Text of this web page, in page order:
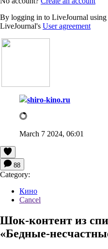
By logging in to LiveJournal
LiveJournal's User agreement
shiro-kino.ru
March 7 2024, 06:01
88
Category:
Кино
Cancel
Шок-контент из
«Бедные-